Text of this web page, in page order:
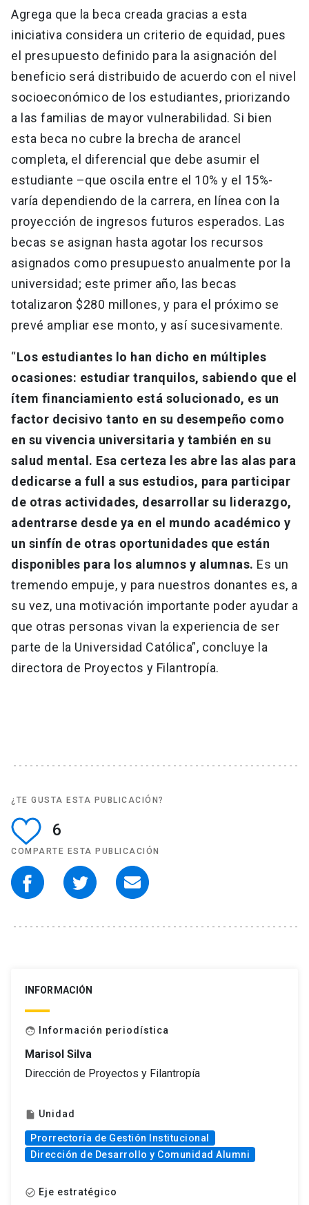
Agrega que la beca creada gracias a esta
iniciativa considera un criterio de equidad, pues
el presupuesto definido para la asignación del
beneficio será distribuido de acuerdo con el nivel
socioeconómico de los estudiantes, priorizando
a las familias de mayor vulnerabilidad. Si bien
esta beca no cubre la brecha de arancel
completa, el diferencial que debe asumir el
estudiante –que oscila entre el 10% y el 15%-
varía dependiendo de la carrera, en línea con la
proyección de ingresos futuros esperados. Las
becas se asignan hasta agotar los recursos
asignados como presupuesto anualmente por la
universidad; este primer año, las becas
totalizaron $280 millones, y para el próximo se
prevé ampliar ese monto, y así sucesivamente.
“Los estudiantes lo han dicho en múltiples
ocasiones: estudiar tranquilos, sabiendo que el
ítem financiamiento está solucionado, es un
factor decisivo tanto en su desempeño como
en su vivencia universitaria y también en su
salud mental. Esa certeza les abre las alas para
dedicarse a full a sus estudios, para participar
de otras actividades, desarrollar su liderazgo,
adentrarse desde ya en el mundo académico y
un sinfín de otras oportunidades que están
disponibles para los alumnos y alumnas. Es un
tremendo empuje, y para nuestros donantes es, a
su vez, una motivación importante poder ayudar a
que otras personas vivan la experiencia de ser
parte de la Universidad Católica”, concluye la
directora de Proyectos y Filantropía.
¿TE GUSTA ESTA PUBLICACIÓN?
6
COMPARTE ESTA PUBLICACIÓN
INFORMACIÓN
face Información periodística
Marisol Silva
Dirección de Proyectos y Filantropía
insert_drive_file Unidad
Prorrectoría de Gestión Institucional
Dirección de Desarrollo y Comunidad Alumni
check_circle_outline Eje estratégico